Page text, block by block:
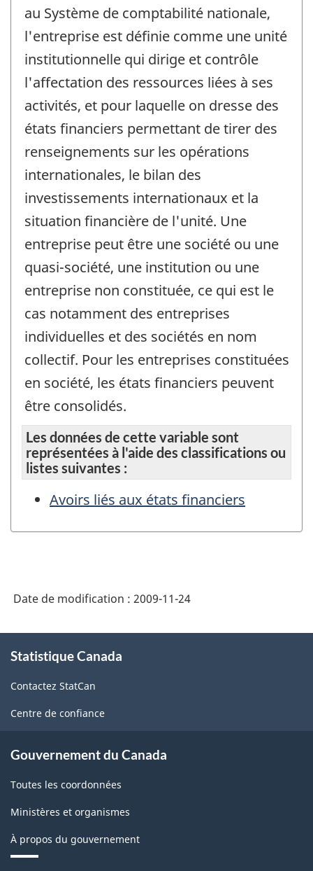
au Système de comptabilité nationale,
l'entreprise est définie comme une unité
institutionnelle qui dirige et contrôle
l'affectation des ressources liées à ses
activités, et pour laquelle on dresse des
états financiers permettant de tirer des
renseignements sur les opérations
internationales, le bilan des
investissements internationaux et la
situation financière de l'unité. Une
entreprise peut être une société ou une
quasi-société, une institution ou une
entreprise non constituée, ce qui est le
cas notamment des entreprises
individuelles et des sociétés en nom
collectif. Pour les entreprises constituées
en société, les états financiers peuvent
être consolidés.
Les données de cette variable sont
représentées à l'aide des classifications ou
listes suivantes :
Avoirs liés aux états financiers
Date de modification : 2009-11-24
propos
ce
site
Statistique Canada
Contactez StatCan
Centre de confiance
Gouvernement du Canada
Toutes les coordonnées
Ministères et organismes
À propos du gouvernement